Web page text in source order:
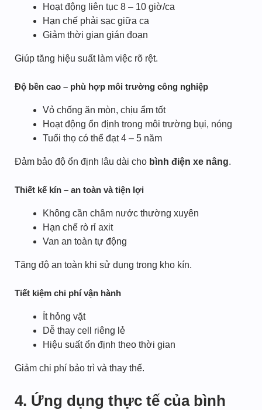
Hoạt động liên tục 8 – 10 giờ/ca
Hạn chế phải sạc giữa ca
Giảm thời gian gián đoạn
Giúp tăng hiệu suất làm việc rõ rệt.
Độ bền cao – phù hợp môi trường công nghiệp
Vỏ chống ăn mòn, chịu ẩm tốt
Hoạt động ổn định trong môi trường bụi, nóng
Tuổi thọ có thể đạt 4 – 5 năm
Đảm bảo độ ổn định lâu dài cho bình điện xe nâng.
Thiết kế kín – an toàn và tiện lợi
Không cần châm nước thường xuyên
Hạn chế rò rỉ axit
Van an toàn tự động
Tăng độ an toàn khi sử dụng trong kho kín.
Tiết kiệm chi phí vận hành
Ít hỏng vặt
Dễ thay cell riêng lẻ
Hiệu suất ổn định theo thời gian
Giảm chi phí bảo trì và thay thế.
4. Ứng dụng thực tế của bình